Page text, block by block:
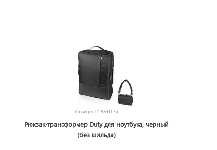
Артикул 12-934417p
Рюкзак-трансформер Duty для ноутбука, черный
(без шильда)